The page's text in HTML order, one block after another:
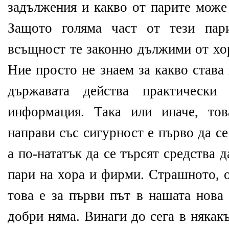
задължения и какво от парите
Защото голяма част от тези
всъщност те законно дължими от
Ние просто не знаем за какво
държавата действа
информация. Така или иначе,
направи със сигурност е първо да
а по-нататък да се търсят средства
пари на хора и фирми. Страшното,
това е за първи път в нашата нова
добри няма. Винаги до сега в